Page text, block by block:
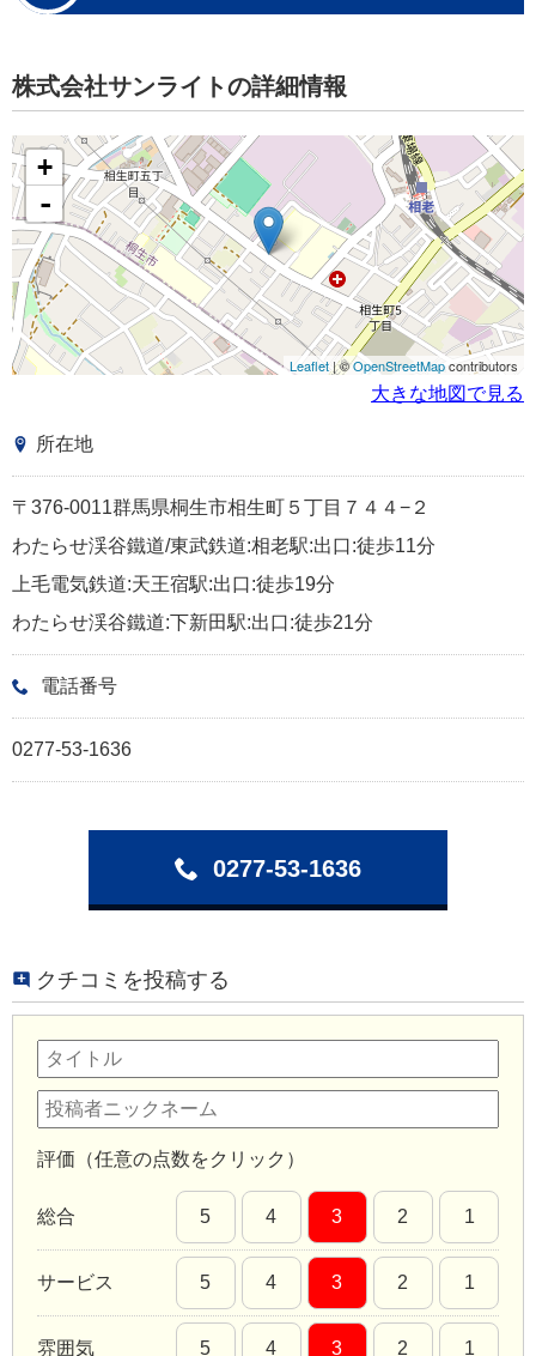
株式会社サンライトの詳細情報
+
-
Leaflet| ©OpenStreetMapcontributors
大きな地図で見る
所在地
〒376-0011群馬県桐生市相生町５丁目７４４−２
わたらせ渓谷鐵道/東武鉄道:相老駅:出口:徒歩11分
上毛電気鉄道:天王宿駅:出口:徒歩19分
わたらせ渓谷鐵道:下新田駅:出口:徒歩21分
電話番号
0277-53-1636
0277-53-1636
クチコミを投稿する
評価（任意の点数をクリック）
総合 5 4 3 2 1
サービス 5 4 3 2 1
雰囲気 5 4 3 2 1